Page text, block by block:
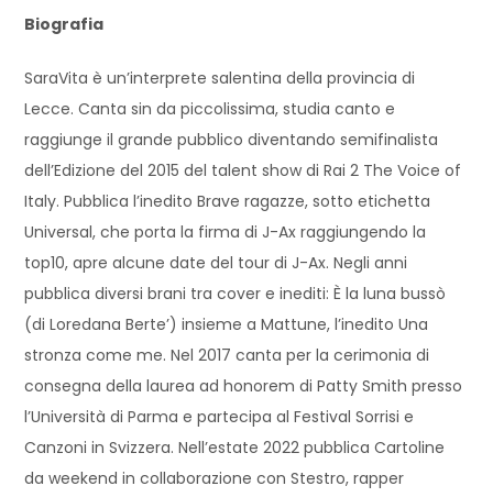
Biografia
SaraVita è un’interprete salentina della provincia di
Lecce. Canta sin da piccolissima, studia canto e
raggiunge il grande pubblico diventando semifinalista
dell’Edizione del 2015 del talent show di Rai 2 The Voice of
Italy. Pubblica l’inedito Brave ragazze, sotto etichetta
Universal, che porta la firma di J-Ax raggiungendo la
top10, apre alcune date del tour di J-Ax. Negli anni
pubblica diversi brani tra cover e inediti: È la luna bussò
(di Loredana Berte’) insieme a Mattune, l’inedito Una
stronza come me. Nel 2017 canta per la cerimonia di
consegna della laurea ad honorem di Patty Smith presso
l’Università di Parma e partecipa al Festival Sorrisi e
Canzoni in Svizzera. Nell’estate 2022 pubblica Cartoline
da weekend in collaborazione con Stestro, rapper